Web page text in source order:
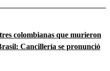
colombianas que murieron
Cancillería se pronunció